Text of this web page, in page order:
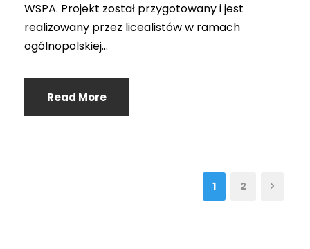
WSPA. Projekt został przygotowany i jest
realizowany przez licealistów w ramach
ogólnopolskiej...
Read More
1 2